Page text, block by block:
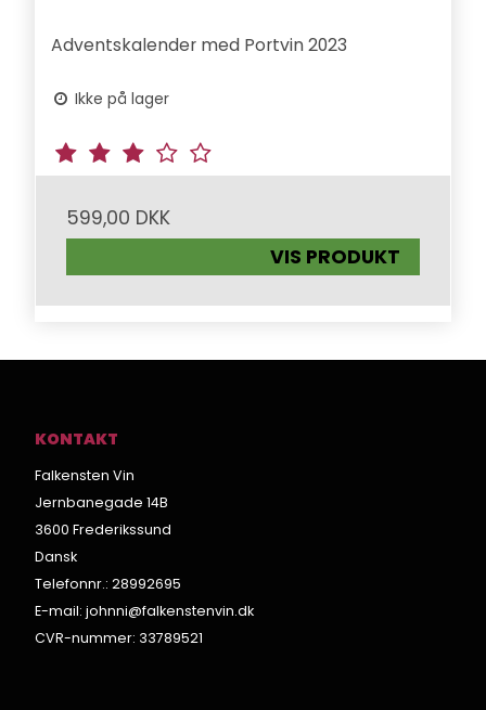
Adventskalender med Portvin 2023
Ikke på lager
599,00 DKK
VIS PRODUKT
KONTAKT
Falkensten Vin
Jernbanegade 14B
3600 Frederikssund
Dansk
Telefonnr.: 28992695
E-mail: johnni@falkenstenvin.dk
CVR-nummer: 33789521